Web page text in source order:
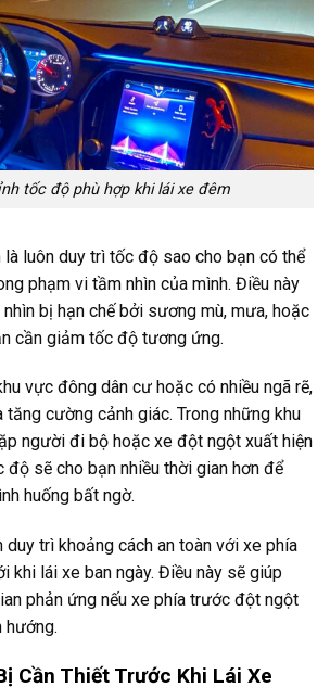
tốc độ phù hợp khi lái xe đêm
luôn duy trì tốc độ sao cho bạn có thể
phạm vi tầm nhìn của mình. Điều này
bị hạn chế bởi sương mù, mưa, hoặc
cần giảm tốc độ tương ứng.
vực đông dân cư hoặc có nhiều ngã rẽ,
tăng cường cảnh giác. Trong những khu
người đi bộ hoặc xe đột ngột xuất hiện
độ sẽ cho bạn nhiều thời gian hơn để
huống bất ngờ.
duy trì khoảng cách an toàn với xe phía
khi lái xe ban ngày. Điều này sẽ giúp
phản ứng nếu xe phía trước đột ngột
hướng.
Cần Thiết Trước Khi Lái Xe